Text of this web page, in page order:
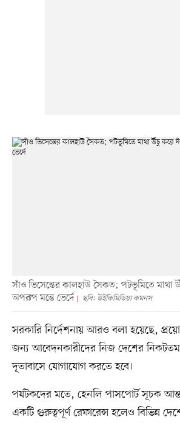
সাঁও ভিসেন্তের কালহাউ সৈকত; পটভূমিতে মাথা
অপরূপ মন্তে ভের্দে
ছবি: উইকিমিডিয়া কমনস
সরকারি নির্দেশনায় আরও বলা হয়েছে,
জন্য আবেদনকারীদের নিজ দেশের নিকটতম
দূতাবাসে যোগাযোগ করতে হবে।
পর্যটকদের মতে, হেনলি পাসপোর্ট সূচক
একটি গুরুত্বপূর্ণ রেফারেন্স হলেও বিভিন্ন